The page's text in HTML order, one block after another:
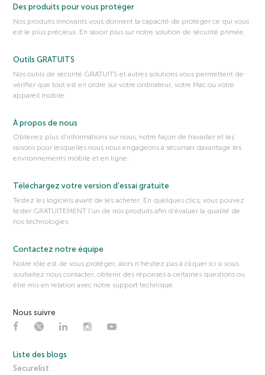
Des produits pour vous protéger
Nos produits innovants vous donnent la capacité de protéger ce qui vous
est le plus précieux. En savoir plus sur notre solution de sécurité primée.
Outils GRATUITS
Nos outils de sécurité GRATUITS et autres solutions vous permettent de
vérifier que tout est en ordre sur votre ordinateur, votre Mac ou votre
appareil mobile.
À propos de nous
Obtenez plus d’informations sur nous, notre façon de travailler et les
raisons pour lesquelles nous nous engageons à sécuriser davantage les
environnements mobile et en ligne.
Téléchargez votre version d’essai gratuite
Testez les logiciels avant de les acheter. En quelques clics, vous pouvez
tester GRATUITEMENT l’un de nos produits afin d’évaluer la qualité de
nos technologies.
Contactez notre équipe
Notre rôle est de vous protéger, alors n’hésitez pas à cliquer ici si vous
souhaitez nous contacter, obtenir des réponses à certaines questions ou
être mis en relation avec notre support technique.
Nous suivre
Liste des blogs
Securelist